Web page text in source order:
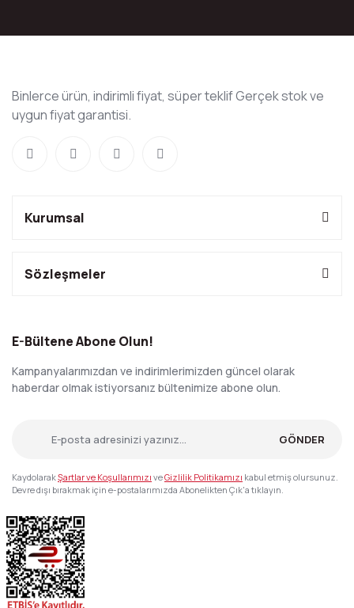
Binlerce ürün, indirimli fiyat, süper teklif Gerçek stok ve
uygun fiyat garantisi.
Kurumsal
Sözleşmeler
E-Bültene Abone Olun!
Kampanyalarımızdan ve indirimlerimizden güncel olarak
haberdar olmak istiyorsanız bültenimize abone olun.
GÖNDER
KaydolarakŞartlar ve Koşullarımızı veGizlilik Politikamızı kabul etmiş olursunuz.
Devre dışı bırakmak için e-postalarımızda Abonelikten Çık'a tıklayın.